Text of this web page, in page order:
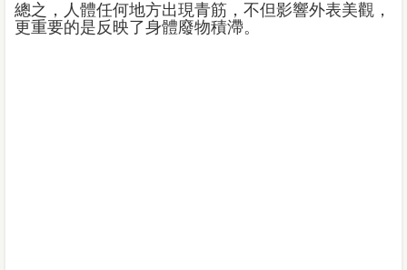
總之，人體任何地方出現青筋，不但影響外表美觀，
更重要的是反映了身體廢物積滯。